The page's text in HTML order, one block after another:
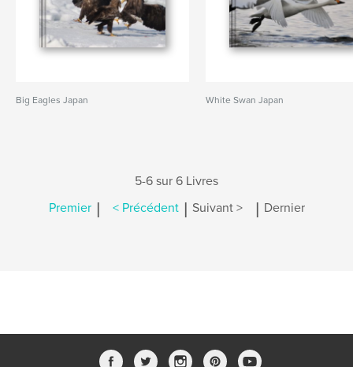
Big Eagles Japan White Swan Japan
5-6 sur 6 Livres
Premier | < Précédent | Suivant > | Dernier